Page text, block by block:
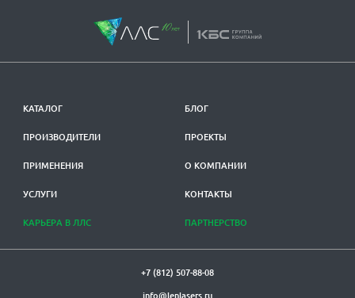
КАТАЛОГ
ПРОИЗВОДИТЕЛИ
ПРИМЕНЕНИЯ
УСЛУГИ
КАРЬЕРА В ЛЛС
БЛОГ
ПРОЕКТЫ
О КОМПАНИИ
КОНТАКТЫ
ПАРТНЕРСТВО
+7 (812) 507-88-08